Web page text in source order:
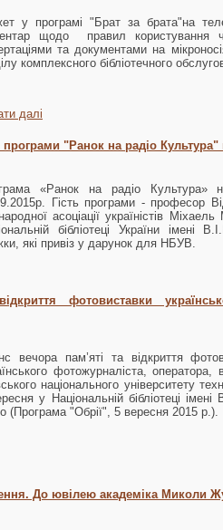
у програмі "Брат за брата"на
щодо правил користування
та документами на
комплексного бібліотечного
далі
програми "Ранок на радіо
«Ранок на радіо Культура»
Гість програми - професор
асоціації україністів
бібліотеці України імені
які привіз у дарунок для НБУВ.
фотовиставки
вечора пам’яті та відкриття
фотожурналіста,
національного університету
у Національній бібліотеці
(Програма "Обрії", 5 вересня 2015 р.).
До ювілею академіка Миколи